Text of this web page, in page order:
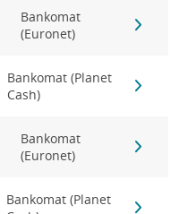
Bankomat
(Euronet)
Bankomat (Planet
Cash)
Bankomat
(Euronet)
Bankomat (Planet